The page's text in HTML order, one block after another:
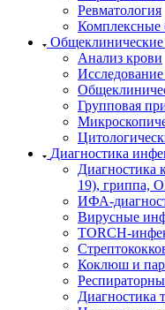
Ревматология
Комплексные
Общеклинические
Анализ крови
Групповая
Диагностика
Диагностика
19), гриппа,
ИФА-
Вирусные
TORCH-
Коклюш и
Диагностика